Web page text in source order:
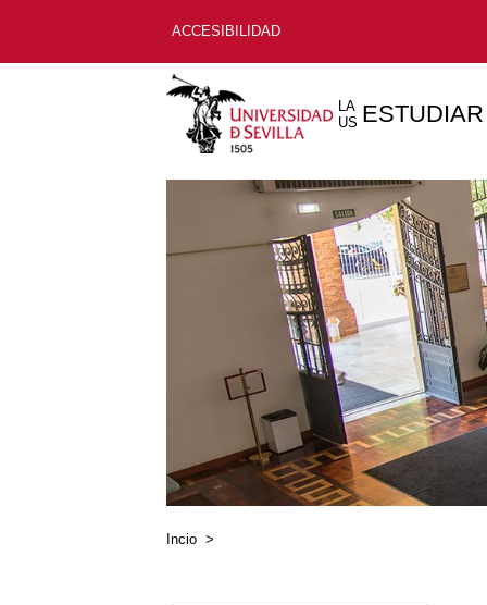
ACCESIBILIDAD
LA
US ESTUDIAR
Incio >